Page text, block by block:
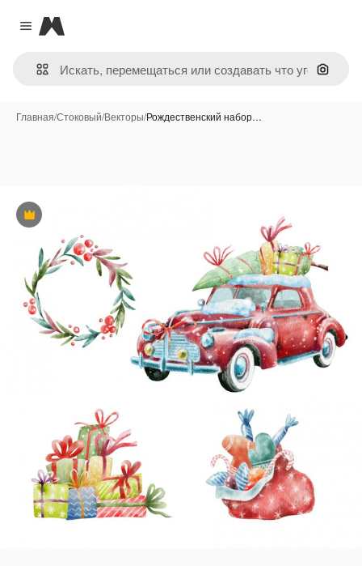
Close menu
Magnific
Поиск
Главная/Стоковый/Векторы/Рождественский набор…
Премиум